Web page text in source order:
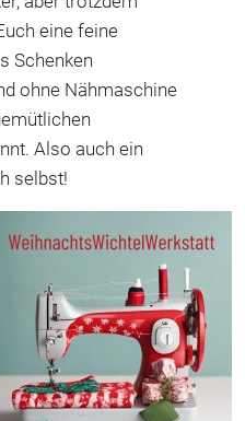
eine feine
Schenken
ohne Nähmaschine
Also auch ein
selbst!